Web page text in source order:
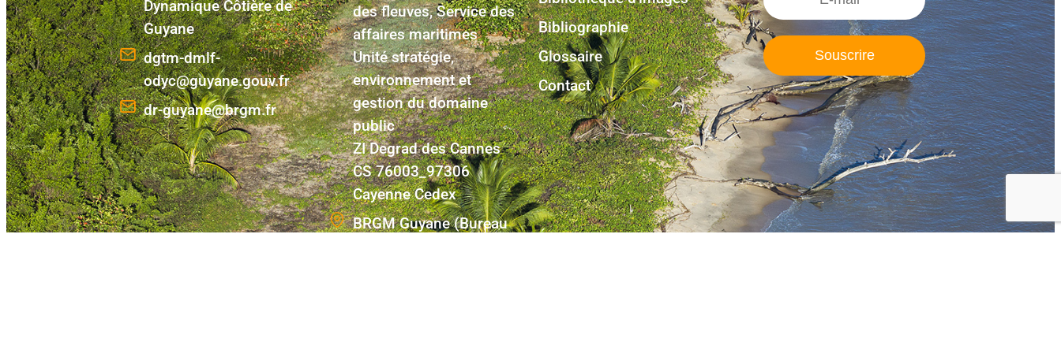
Dynamique Côtière de
Guyane
dgtm-dmlf-
odyc@guyane.gouv.fr
dr-guyane@brgm.fr
des fleuves, Service des
affaires maritimes
Unité stratégie,
environnement et
gestion du domaine
public
ZI Degrad des Cannes
CS 76003_97306
Cayenne Cedex
BRGM Guyane (Bureau
Bibliographie
Glossaire
Contact